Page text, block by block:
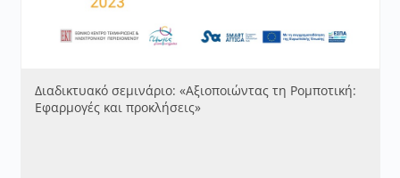
Διαδικτυακό σεμινάριο: «Αξιοποιώντας τη Ρομποτική:
Εφαρμογές και προκλήσεις»